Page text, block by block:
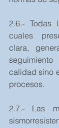
2.6.- Todas
cuales
clara,
calidad sino
procesos.
2.7.- Las